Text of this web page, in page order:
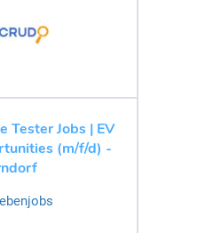
Tester Jobs | EV
(m/f/d) -